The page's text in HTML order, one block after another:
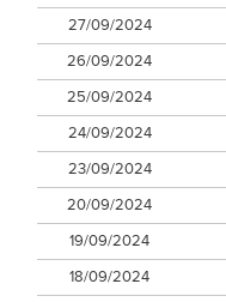
27/09/2024
26/09/2024
25/09/2024
24/09/2024
23/09/2024
20/09/2024
19/09/2024
18/09/2024